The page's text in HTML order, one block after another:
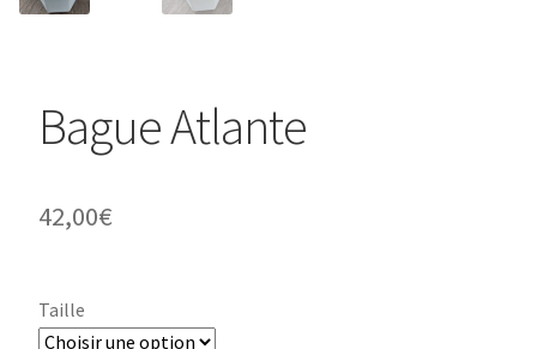
Bague Atlante
42,00€
Taille